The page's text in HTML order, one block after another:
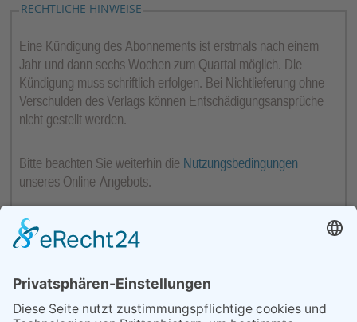
RECHTLICHE HINWEISE
Eine Kündigung des Abonnements ist erstmals nach einem
Jahr und dann sechs Wochen zum Quartal möglich. Die
Kündigung muss schriftlich erfolgen. Bei Nichtlieferung ohne
Verschulden des Verlags können Entschädigungsansprüche
nicht gestellt werden.
Bitte beachten Sie weiterhin die Nutzungsbedingungen
unseres Online-Angebots.
Ich habe die Kündigungshinweise und
Nutzungsbedingungen zur Kenntnis genommen und